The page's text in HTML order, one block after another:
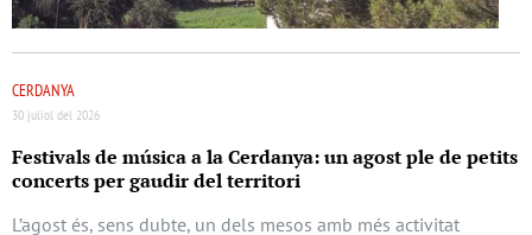
CERDANYA
30 juliol del 2026
Festivals de música a la Cerdanya: un agost ple de petits
concerts per gaudir del territori
L’agost és, sens dubte, un dels mesos amb més activitat